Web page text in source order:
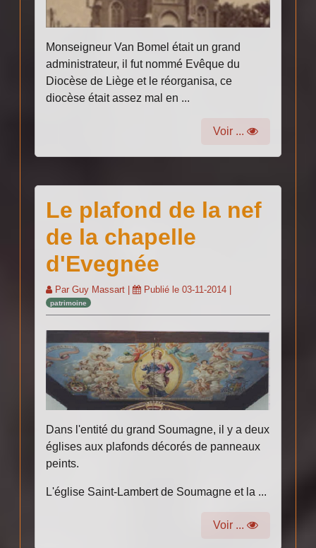
Monseigneur Van Bomel était un grand
administrateur, il fut nommé Evêque du
Diocèse de Liège et le réorganisa, ce
diocèse était assez mal en ...
Voir ...
Le plafond de la nef
de la chapelle
d'Evegnée
ParGuy Massart | Publié le03-11-2014 |
patrimoine
Dans l'entité du grand Soumagne, il y a deux
églises aux plafonds décorés de panneaux
peints.
L'église Saint-Lambert de Soumagne et la ...
Voir ...